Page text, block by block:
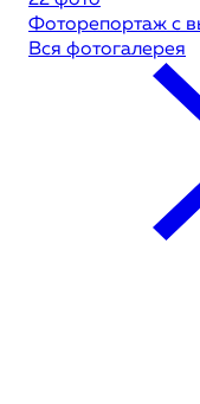
Фоторепортаж с
Вся фотогалерея